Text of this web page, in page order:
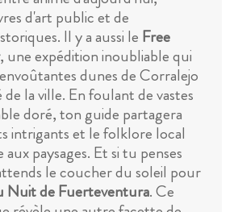
d'art public et de
Il y a aussi le Free
, une expédition inoubliable qui
dunes de Corralejo
la ville. En foulant de vastes
doré, ton guide partagera
intrigants et le folklore local
paysages. Et si tu penses
le coucher du soleil pour
Nuit de Fuerteventura. Ce